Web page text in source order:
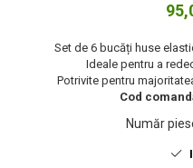
Set de 6 bucăți huse
Ideale pentru a
Potrivite pentru
Cod
Număr